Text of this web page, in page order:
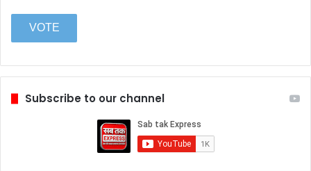
Subscribe to our channel